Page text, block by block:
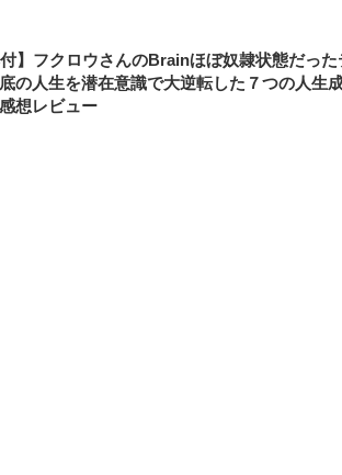
付】フクロウさんのBrainほぼ奴隷状態だっ
の人生を潜在意識で大逆転した７つの人生
想レビュー